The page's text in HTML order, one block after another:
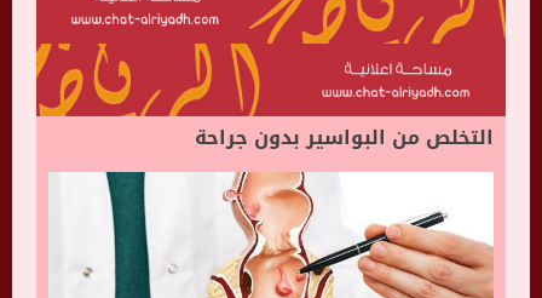
التخلص من البواسير بدون جراحة